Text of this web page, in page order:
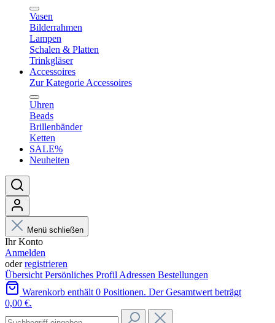
Vasen
Bilderrahmen
Lampen
Schalen & Platten
Trinkgläser
Accessoires
Zur Kategorie Accessoires
Uhren
Beads
Brillenbänder
Ketten
SALE%
Neuheiten
Menü schließen
Ihr Konto
Anmelden
oderregistrieren
Übersicht Persönliches Profil Adressen Bestellungen
Warenkorb enthält 0 Positionen. Der Gesamtwert beträgt
0,00 €.